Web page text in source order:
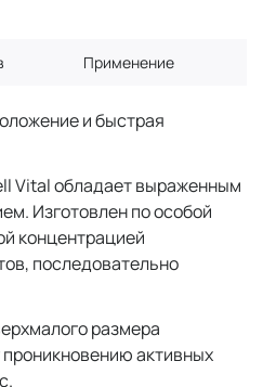
Применение
и быстрая
Vital обладает выраженным
Изготовлен по особой
концентрацией
последовательно
размера
активных